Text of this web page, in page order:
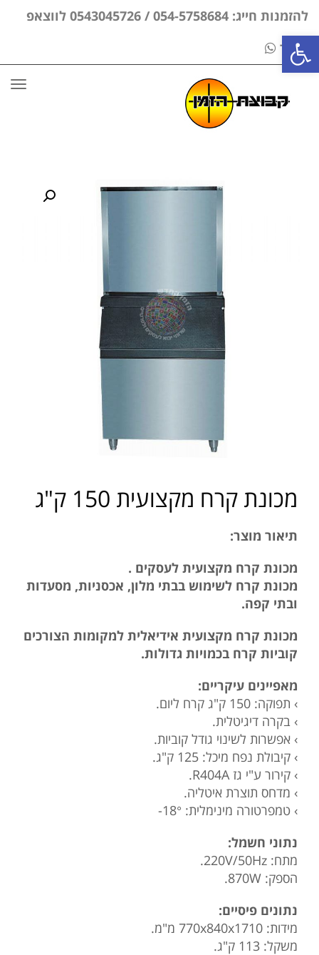
פתח סרגל נגישות
להזמנות חייג: 054-5758684 / 0543045726 לווצאפ
בלבד
מכונת קרח מקצועית 150 ק"ג
תיאור מוצר:
מכונת קרח מקצועית לעסקים .
מכונת קרח לשימוש בבתי מלון, אכסניות, מסעדות
ובתי קפה.
מכונת קרח מקצועית אידיאלית למקומות הצורכים
קוביות קרח בכמויות גדולות.
מאפיינים עיקריים:
› תפוקה: 150 ק"ג קרח ליום.
› בקרה דיגיטלית.
› אפשרות לשינוי גודל קוביות.
› קיבולת נפח מיכל: 125 ק"ג.
› קירור ע"י גז R404A.
› מדחס תוצרת איטליה.
› טמפרטורה מינימלית: 18°-
נתוני חשמל:
מתח: 220V/50Hz.
הספק: 870W.
נתונים פיסיים:
מידות: 770x840x1710 מ"מ.
משקל: 113 ק"ג.